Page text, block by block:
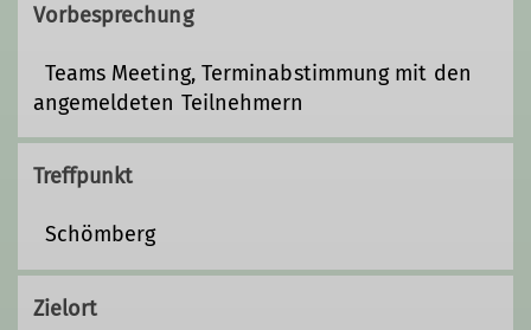
Vorbesprechung
Teams Meeting, Terminabstimmung mit den
angemeldeten Teilnehmern
Treffpunkt
Schömberg
Zielort